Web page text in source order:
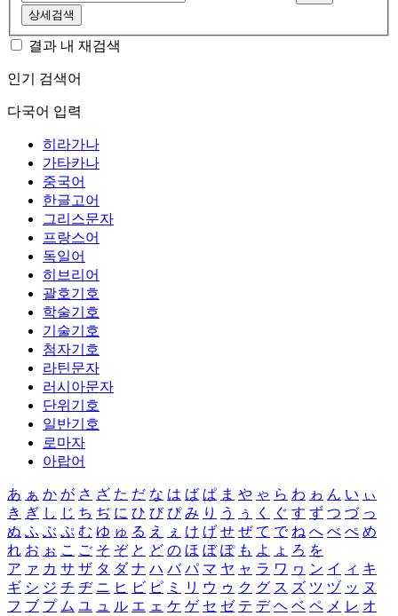
상세검색
결과 내 재검색
인기 검색어
다국어 입력
히라가나
가타카나
중국어
한글고어
그리스문자
프랑스어
독일어
히브리어
괄호기호
학술기호
기술기호
첨자기호
라틴문자
러시아문자
단위기호
일반기호
로마자
아랍어
あ ぁ か が さ ざ た だ な は ば ぱ ま や ゃ ら わ ゎ ん い ぃ
き ぎ し じ ち ぢ に ひ び ぴ み り う ぅ く ぐ す ず つ づ っ
ぬ ふ ぶ ぷ む ゆ ゅ る え ぇ け げ せ ぜ て で ね へ べ ぺ め
れ お ぉ こ ご そ ぞ と ど の ほ ぼ ぽ も よ ょ ろ を
ア ァ カ サ ザ タ ダ ナ ハ バ パ マ ヤ ャ ラ ワ ヮ ン イ ィ キ
ギ シ ジ チ ヂ ニ ヒ ビ ピ ミ リ ウ ゥ ク グ ス ズ ツ ヅ ッ ヌ
フ ブ プ ム ユ ュ ル エ ェ ケ ゲ セ ゼ テ デ ヘ ベ ペ メ レ オ